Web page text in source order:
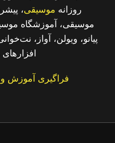
روزانه موسیقی،
موسیقی، آموزشگاه
پیانو، ویولن، آواز،
فراگیری آموزش